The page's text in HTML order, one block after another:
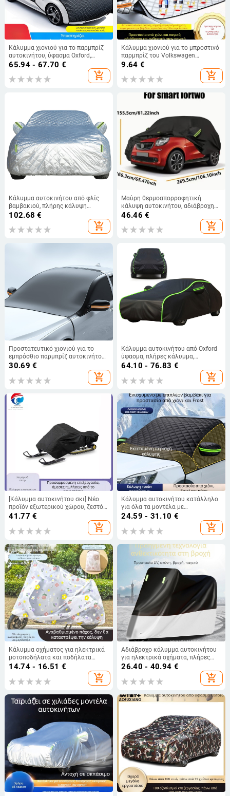
Κάλυμμα χιονιού για το παρμπρίζ
αυτοκινήτου, ύφασμα Oxford,
τηλεσκοπική εγκατάσταση,
παγκόσμια εφαρμογή, καρό σχέδιο,
παχύ στυλ
65.94 - 67.70 €
add_shopping_cart
Κάλυμμα χιονιού για το μπροστινό
παρμπρίζ του Volkswagen
Magotan, αντιπαγωτικό, παχύτερο
9.64 €
add_shopping_cart
Κάλυμμα αυτοκινήτου από φλίς
βαμβακιού, πλήρης κάλυψη
οχήματος, προστασία από ήλιο,
βροχή και χαλάζι, θερμική μόνωση
102.68 €
add_shopping_cart
Μαύρη θερμοαπορροφητική
κάλυψη αυτοκινήτου, αδιάβροχη
με προστασία UV
46.46 €
add_shopping_cart
Προστατευτικό χιονιού για το
εμπρόσθιο παρμπρίζ αυτοκινήτου
από Oxford ύφασμα, καθολική
εγκατάσταση, παχύτερος
0.5 kg
30.69 €
add_shopping_cart
Κάλυμμα αυτοκινήτου από Oxford
ύφασμα, πλήρες κάλυμμα,
καθολικό για όλες τις εποχές,
προστασία από τον ήλιο και
αδιάβροχο
64.10 - 76.83 €
add_shopping_cart
[Κάλυμμα αυτοκινήτου σκι] Νέο
προϊόν εξωτερικού χώρου, ζεστό
σε πωλήσεις, ύφασμα Oxford,
ανθεκτικό στο χιόνι, ανθεκτικό
στη σκόνη, αντι-UV, εργοστασιακά
41.77 €
add_shopping_cart
Κάλυμμα αυτοκινήτου κατάλληλο
για όλα τα μοντέλα με
αλουμινόχαρτο, τηλεσκοπική
εγκατάσταση, μοτίβο πλέγματος,
παχύ στυλ
24.59 - 31.10 €
add_shopping_cart
Κάλυμμα οχήματος για ηλεκτρικά
μοτοποδήλατα και ποδήλατα
(αδιάβροχο, προστασία από τη
σκόνη, UV προστασία, τεσσάρων
εποχών, παχύτερο)
14.74 - 16.51 €
add_shopping_cart
Αδιάβροχο κάλυμμα αυτοκινήτου
για ηλεκτρικά οχήματα, πλήρες
κάλυμμα, Oxford ύφασμα, Yu dao
26.40 - 40.94 €
add_shopping_cart